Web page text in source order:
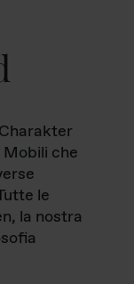
che
le
la nostra